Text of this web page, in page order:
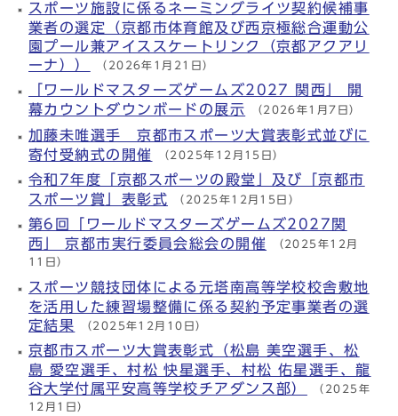
スポーツ施設に係るネーミングライツ契約候補事
業者の選定（京都市体育館及び西京極総合運動公
園プール兼アイススケートリンク（京都アクアリ
ーナ））
（2026年1月21日）
「ワールドマスターズゲームズ2027 関西」 開
幕カウントダウンボードの展示 （2026年1月7日）
加藤未唯選手 京都市スポーツ大賞表彰式並びに
寄付受納式の開催 （2025年12月15日）
令和7年度「京都スポーツの殿堂」及び「京都市
スポーツ賞」表彰式 （2025年12月15日）
第6回「ワールドマスターズゲームズ2027関
西」 京都市実行委員会総会の開催 （2025年12月
11日）
スポーツ競技団体による元塔南高等学校校舎敷地
を活用した練習場整備に係る契約予定事業者の選
定結果
（2025年12月10日）
京都市スポーツ大賞表彰式（松島 美空選手、松
島 愛空選手、村松 快星選手、村松 佑星選手、龍
谷大学付属平安高等学校チアダンス部）
（2025年
12月1日）